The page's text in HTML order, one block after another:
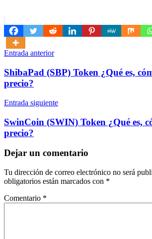
Navegación
de
entradas
Entrada anterior
ShibaPad (SBP) Token ¿Qué es,
precio?
Entrada siguiente
SwinCoin (SWIN) Token ¿Qué es,
precio?
Dejar un comentario
Tu dirección de correo electrónico no será
obligatorios están marcados con *
Comentario *